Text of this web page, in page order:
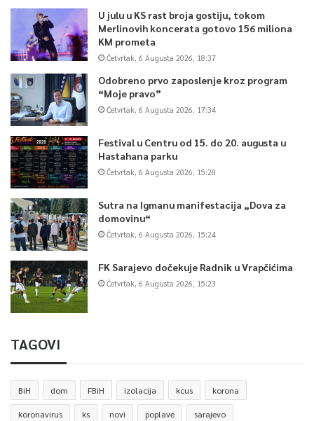
U julu u KS rast broja gostiju, tokom
Merlinovih koncerata gotovo 156 miliona
KM prometa
Četvrtak, 6 Augusta 2026, 18:37
Odobreno prvo zaposlenje kroz program
“Moje pravo”
Četvrtak, 6 Augusta 2026, 17:34
Festival u Centru od 15. do 20. augusta u
Hastahana parku
Četvrtak, 6 Augusta 2026, 15:28
Sutra na Igmanu manifestacija „Dova za
domovinu“
Četvrtak, 6 Augusta 2026, 15:24
FK Sarajevo dočekuje Radnik u Vrapčićima
Četvrtak, 6 Augusta 2026, 15:23
TAGOVI
BiH dom FBiH izolacija kcus korona
koronavirus ks novi poplave sarajevo